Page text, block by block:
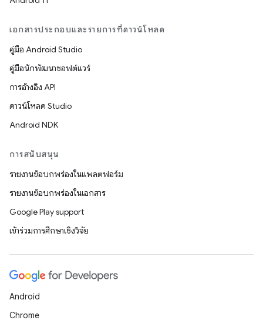
เอกสารประกอบและรายการที่ดาวน์โหลด
คู่มือ Android Studio
คู่มือนักพัฒนาซอฟต์แวร์
การอ้างอิง API
ดาวน์โหลด Studio
Android NDK
การสนับสนุน
รายงานข้อบกพร่องในแพลตฟอร์ม
รายงานข้อบกพร่องในเอกสาร
Google Play support
เข้าร่วมการศึกษาเชิงวิจัย
Android
Chrome